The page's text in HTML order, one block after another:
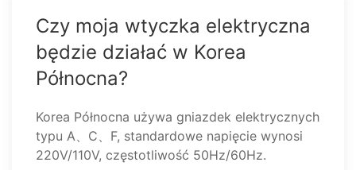
Czy moja wtyczka elektryczna
będzie działać w Korea
Północna?
Korea Północna używa gniazdek elektrycznych
typu A、C、F, standardowe napięcie wynosi
220V/110V, częstotliwość 50Hz/60Hz.